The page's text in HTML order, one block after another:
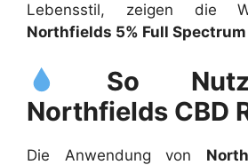
Lebensstil, zeigen die
Northfields 5% Full Spectrum
So
Northfields CBD
Die Anwendung von